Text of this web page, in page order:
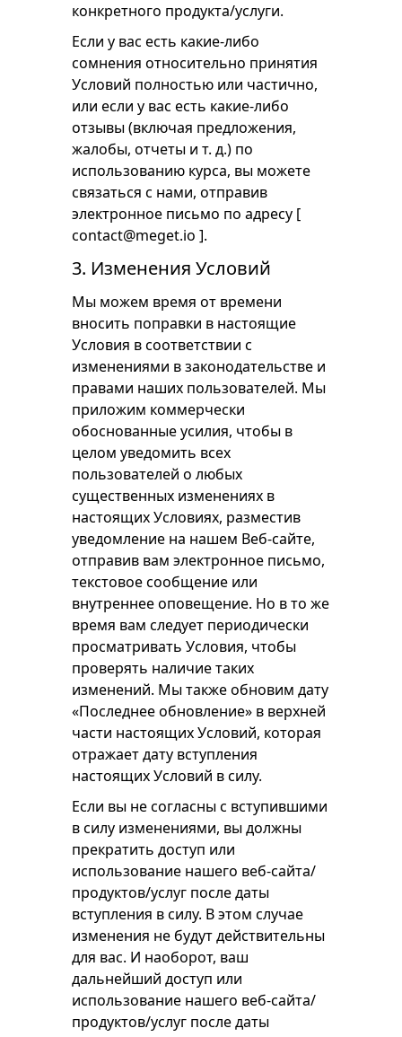
конкретного продукта/услуги.
Если у вас есть какие-либо
сомнения относительно принятия
Условий полностью или частично,
или если у вас есть какие-либо
отзывы (включая предложения,
жалобы, отчеты и т. д.) по
использованию курса, вы можете
связаться с нами, отправив
электронное письмо по адресу [
contact@meget.io ].
3. Изменения Условий
Мы можем время от времени
вносить поправки в настоящие
Условия в соответствии с
изменениями в законодательстве и
правами наших пользователей. Мы
приложим коммерчески
обоснованные усилия, чтобы в
целом уведомить всех
пользователей о любых
существенных изменениях в
настоящих Условиях, разместив
уведомление на нашем Веб-сайте,
отправив вам электронное письмо,
текстовое сообщение или
внутреннее оповещение. Но в то же
время вам следует периодически
просматривать Условия, чтобы
проверять наличие таких
изменений. Мы также обновим дату
«Последнее обновление» в верхней
части настоящих Условий, которая
отражает дату вступления
настоящих Условий в силу.
Если вы не согласны с вступившими
в силу изменениями, вы должны
прекратить доступ или
использование нашего веб-сайта/
продуктов/услуг после даты
вступления в силу. В этом случае
изменения не будут действительны
для вас. И наоборот, ваш
дальнейший доступ или
использование нашего веб-сайта/
продуктов/услуг после даты